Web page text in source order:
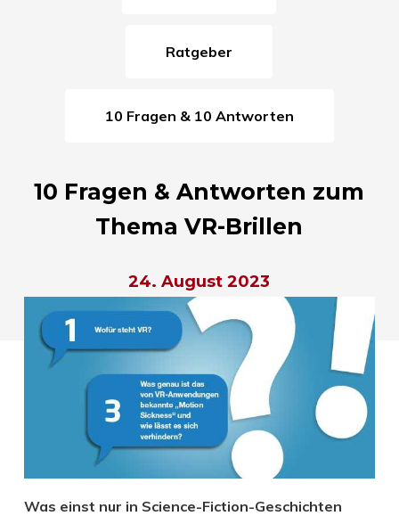
Ratgeber
10 Fragen & 10 Antworten
10 Fragen & Antworten zum
Thema VR-Brillen
24. August 2023
Was einst nur in Science-Fiction-Geschichten